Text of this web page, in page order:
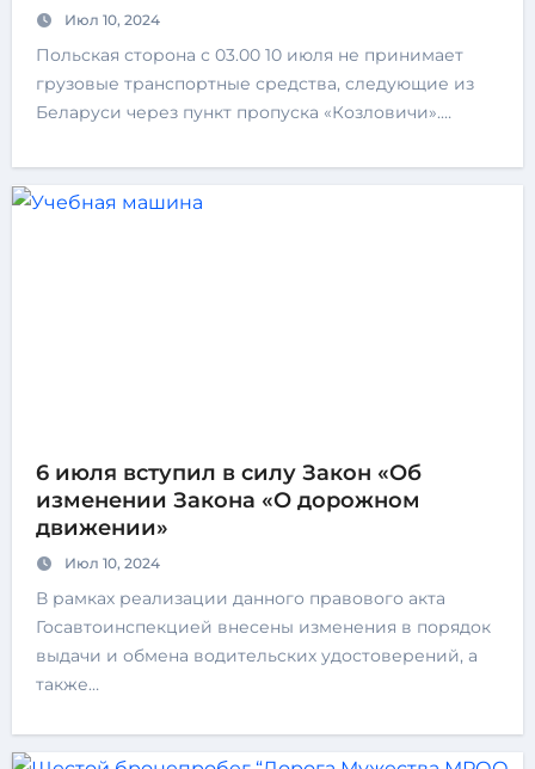
Июл 10, 2024
Польская сторона с 03.00 10 июля не принимает
грузовые транспортные средства, следующие из
Беларуси через пункт пропуска «Козловичи».…
6 июля вступил в силу Закон «Об
изменении Закона «О дорожном
движении»
Июл 10, 2024
В рамках реализации данного правового акта
Госавтоинспекцией внесены изменения в порядок
выдачи и обмена водительских удостоверений, а
также…